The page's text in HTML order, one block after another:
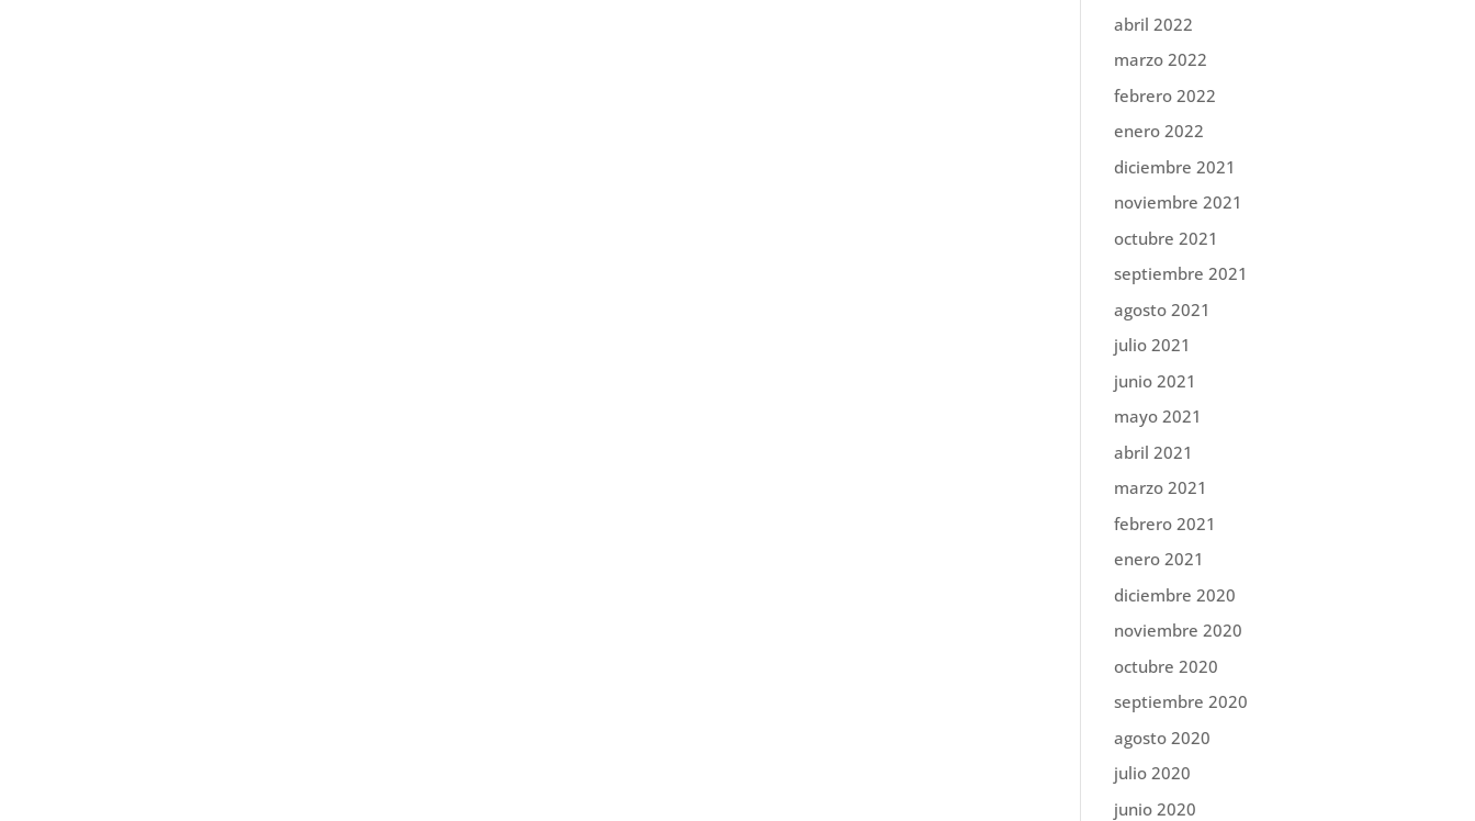
abril 2022
marzo 2022
febrero 2022
enero 2022
diciembre 2021
noviembre 2021
octubre 2021
septiembre 2021
agosto 2021
julio 2021
junio 2021
mayo 2021
abril 2021
marzo 2021
febrero 2021
enero 2021
diciembre 2020
noviembre 2020
octubre 2020
septiembre 2020
agosto 2020
julio 2020
junio 2020